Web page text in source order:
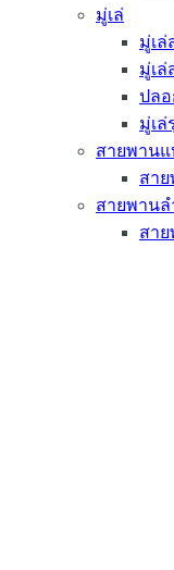
มู่เล่
มู่เ
มู่เ
ปลอ
มู่เล่
สายพานแ
สาย
สายพานล
สาย